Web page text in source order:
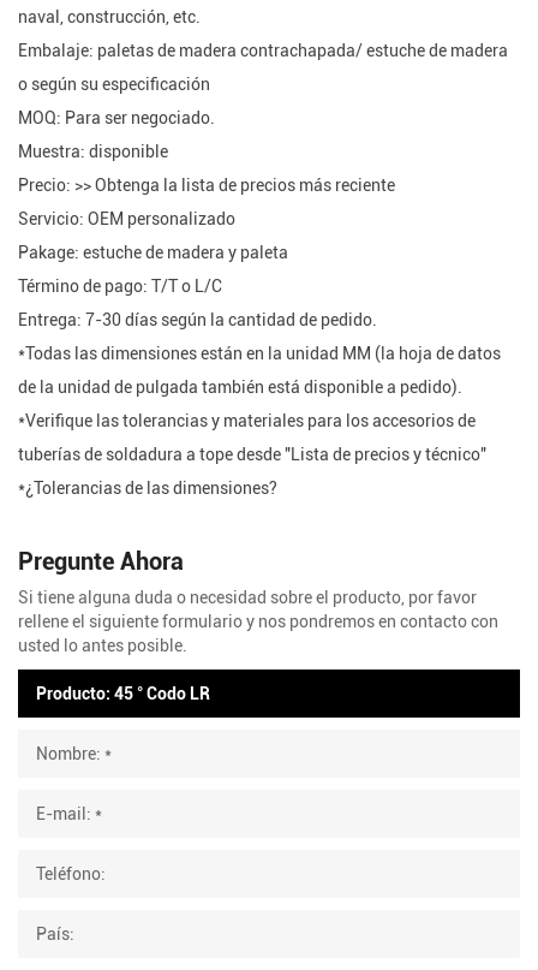
naval, construcción, etc.
Embalaje: paletas de madera contrachapada/ estuche de madera
o según su especificación
MOQ: Para ser negociado.
Muestra: disponible
Precio: >> Obtenga la lista de precios más reciente
Servicio: OEM personalizado
Pakage: estuche de madera y paleta
Término de pago: T/T o L/C
Entrega: 7-30 días según la cantidad de pedido.
*Todas las dimensiones están en la unidad MM (la hoja de datos
de la unidad de pulgada también está disponible a pedido).
*Verifique las tolerancias y materiales para los accesorios de
tuberías de soldadura a tope desde "Lista de precios y técnico"
*¿Tolerancias de las dimensiones?
Pregunte Ahora
Si tiene alguna duda o necesidad sobre el producto, por favor
rellene el siguiente formulario y nos pondremos en contacto con
usted lo antes posible.